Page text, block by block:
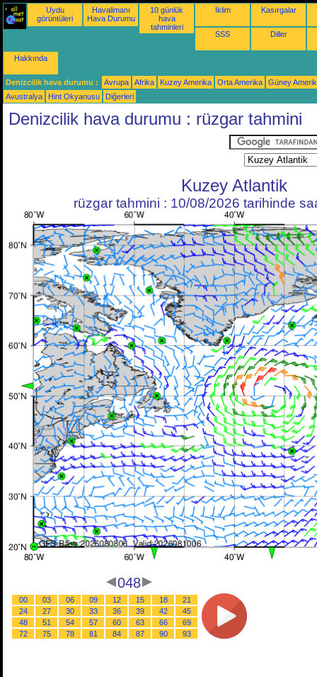
Uydu
görüntüleri
Havalimanı
Hava Durumu
10 günlük
hava
tahminleri
İklim Kasırgalar
SSS Diller
Hakkında
Denizcilik hava durumu : Avrupa Afrika Kuzey Amerika Orta Amerika
Güney
Avustralya
Hint Okyanusu Diğerleri
Denizcilik hava durumu : rüzgar tahmini
Kuzey Atlantik
rüzgar tahmini : 10/08/2026 tarihinde
048
00 03 06 09 12 15 18
21
24
27 30 33 36 39 42
45
48
51 54 57 60 63 66
69
72
75 78 81 84 87 90 93